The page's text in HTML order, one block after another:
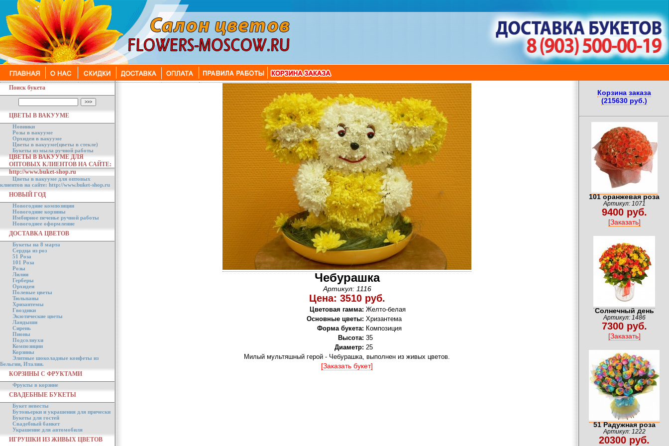
Поиск букета
ЦВЕТЫ В ВАКУУМЕ
Новинки
Розы в вакууме
Орхидеи в вакууме
Цветы в вакууме(цветы в стекле)
Букеты из мыла ручной работы
ЦВЕТЫ В ВАКУУМЕ ДЛЯ
ОПТОВЫХ КЛИЕНТОВ НА САЙТЕ:
http://www.buket-shop.ru
Цветы в вакууме для оптовых
клиентов на сайте: http://www.buket-shop.ru
НОВЫЙ ГОД
Новогодние композиции
Новогодние корзины
Имбирное печенье ручной работы
Новогоднее оформление
ДОСТАВКА ЦВЕТОВ
Букеты на 8 марта
Сердца из роз
51 Роза
101 Роза
Розы
Лилии
Герберы
Орхидеи
Полевые цветы
Тюльпаны
Хризантемы
Гвоздики
Экзотические цветы
Ландыши
Сирень
Пионы
Подсолнухи
Композиции
Корзины
Элитные шоколадные конфеты из
Бельгии, Италии.
КОРЗИНЫ С ФРУКТАМИ
Фрукты в корзине
СВАДЕБНЫЕ БУКЕТЫ
Букет невесты
Бутоньерки и украшения для прически
Букеты для гостей
Свадебный банкет
Украшение для автомобиля
ИГРУШКИ ИЗ ЖИВЫХ ЦВЕТОВ
Чебурашка
Артикул: 1116
Цена: 3510 руб.
Цветовая гамма: Желто-белая
Основные цветы: Хризантема
Форма букета: Композиция
Высота: 35
Диаметр: 25
Милый мультяшный герой - Чебурашка, выполнен из живых цветов.
[Заказать букет]
Корзина заказа
(215630 руб.)
101 оранжевая роза
Артикул: 1071
9400 руб.
[Заказать]
Солнечный день
Артикул: 1486
7300 руб.
[Заказать]
51 Радужная роза
Артикул: 1222
20300 руб.